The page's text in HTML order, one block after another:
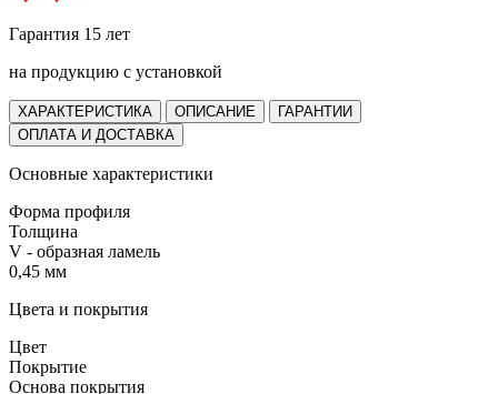
Гарантия 15 лет
на продукцию с установкой
ХАРАКТЕРИСТИКА ОПИСАНИЕ
ГАРАНТИИ
ОПЛАТА И ДОСТАВКА
Основные характеристики
Форма профиля
Толщина
V - образная ламель
0,45 мм
Цвета и покрытия
Цвет
Покрытие
Основа покрытия